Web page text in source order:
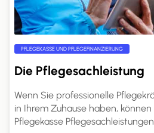
PFLEGEKASSE UND PFLEGEFINANZIERUNG
Die Pflegesachleistung
Wenn Sie professionelle
in Ihrem Zuhause haben,
Pflegekasse